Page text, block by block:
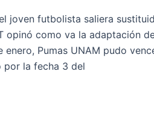
joven futbolista saliera
opinó como va la adaptación
enero, Pumas UNAM pudo
la fecha 3 del